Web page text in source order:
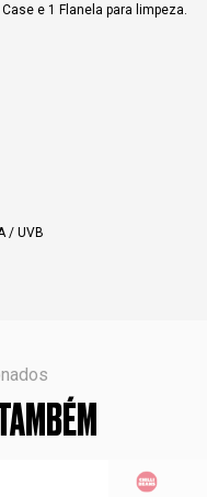
e 1 Flanela para limpeza.
/ UVB